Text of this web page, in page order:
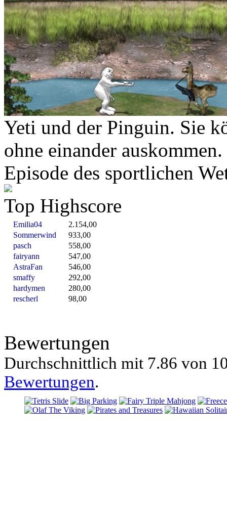
Yeti und der Pinguin. Sie
ohne einander
Episode des sportlichen
Top Highscore
Emilia04
2.154,00
Sommerwind
933,00
pasch
558,00
fairyann
547,00
AstraFan
546,00
smaffy
292,00
hardymen
280,00
rescherl
98,00
Bewertungen
Durchschnittlich mit 7.86 von
Bewertungen.